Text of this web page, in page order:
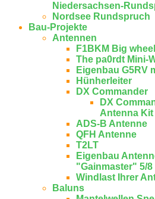
Niedersachsen-
Nordsee Rundspruch
Bau-Projekte
Antennen
F1BKM Big wheel
The pa0rdt Mini-
Eigenbau G5RV
Hünherleiter
DX Commander
DX
Antenna
ADS-B Antenne
QFH Antenne
T2LT
Eigenbau
"Gainmaster" 5/8
Windlast Ihrer
Baluns